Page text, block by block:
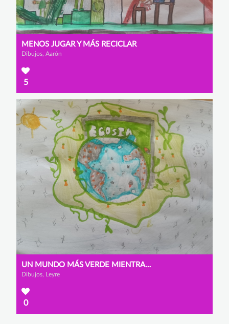
MENOS JUGAR Y MÁS RECICLAR
Dibujos, Aarón
5
UN MUNDO MÁS VERDE MIENTRAS BUSCAS EN INTERNET
Dibujos, Leyre
0